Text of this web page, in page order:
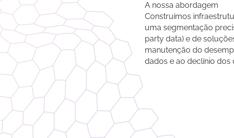
A nossa abordagem
Construímos
uma segmentação
party data) e de
manutenção do
dados e ao declínio dos